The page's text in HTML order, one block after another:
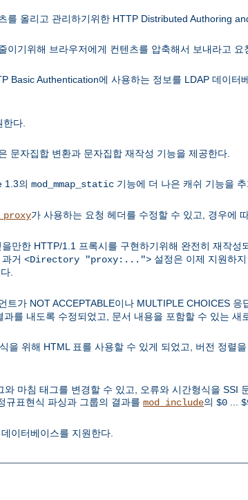
올리고 관리하기위한 HTTP Distributed Authoring
기위해 브라우저에게 컨텐츠를 압축해서 보내라고 요
Basic Authentication에 사용하는 정보를 LDAP 데이터
다.
문자집합 변환과 문자집합 재작성 기능을 제공한다.
1.3의 mod_mmap_static 기능에 더 나은 캐쉬 기능을 추
가 사용하는 요청 헤더를 수정할 수 있고, 경우에
만한 HTTP/1.1 프록시를 구현하기위해 완전히 재작성
거 <Directory "proxy:..."> 설정은 이제 지원하
.
트가 NOT ACCEPTABLE이나 MULTIPLE CHOICES
를 내도록 수정되었고, 문서 내용을 포함할 수 있는 새
을 위해 HTML 표를 사용할 수 있게 되었고, 버전 정렬
마침 태그를 변경할 수 있고, 오류와 시간형식을 SSI
규표현식 파싱과 그룹의 결과를 mod_include의 $0
이터베이스를 지원한다.